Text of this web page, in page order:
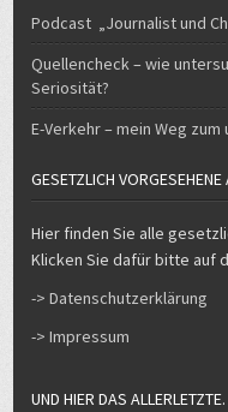
Podcast „Journalist und
Quellencheck – wie
Seriosität?
E-Verkehr – mein Weg
GESETZLICH VORGESEHENE
Hier finden Sie alle
Klicken Sie dafür bitte auf
-> Datenschutzerklärung
-> Impressum
UND HIER DAS